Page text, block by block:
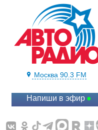
Москва 90.3 FM
Напиши в эфир